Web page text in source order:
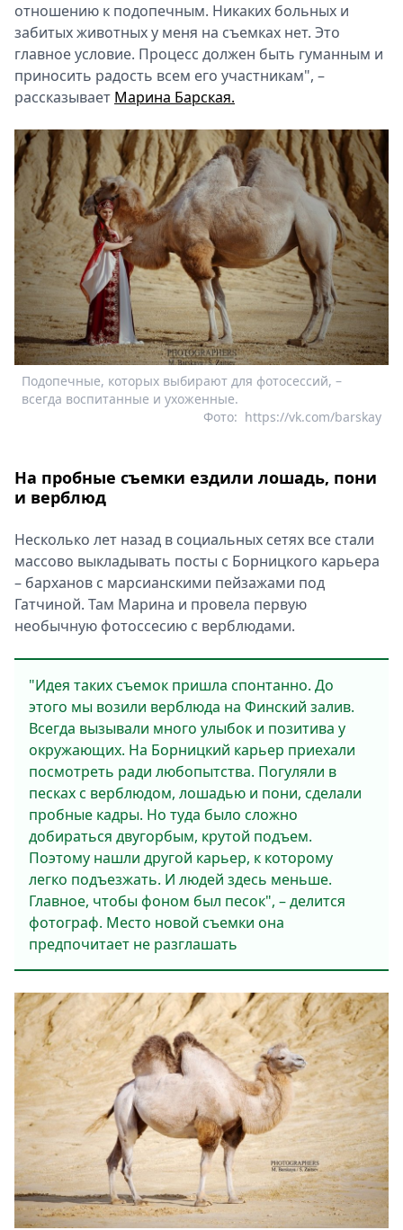
отношению к подопечным. Никаких больных и
забитых животных у меня на съемках нет. Это
главное условие. Процесс должен быть гуманным и
приносить радость всем его участникам", –
рассказывает Марина Барская.
Подопечные, которых выбирают для фотосессий, –
всегда воспитанные и ухоженные.
https://vk.com/barskay
Фото:
На пробные съемки ездили лошадь, пони
и верблюд
Несколько лет назад в социальных сетях все стали
массово выкладывать посты с Борницкого карьера
– барханов с марсианскими пейзажами под
Гатчиной. Там Марина и провела первую
необычную фотоссесию с верблюдами.
"Идея таких съемок пришла спонтанно. До
этого мы возили верблюда на Финский залив.
Всегда вызывали много улыбок и позитива у
окружающих. На Борницкий карьер приехали
посмотреть ради любопытства. Погуляли в
песках с верблюдом, лошадью и пони, сделали
пробные кадры. Но туда было сложно
добираться двугорбым, крутой подъем.
Поэтому нашли другой карьер, к которому
легко подъезжать. И людей здесь меньше.
Главное, чтобы фоном был песок", – делится
фотограф. Место новой съемки она
предпочитает не разглашать